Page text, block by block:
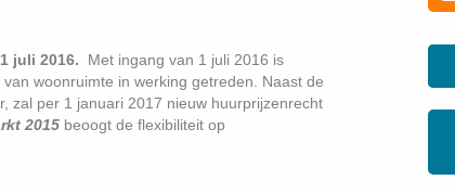
juli 2016.
Met ingang van 1 juli 2016 is
woonruimte in werking getreden. Naast de
zal per 1 januari 2017 nieuw huurprijzenrecht
2015 beoogt de flexibiliteit op